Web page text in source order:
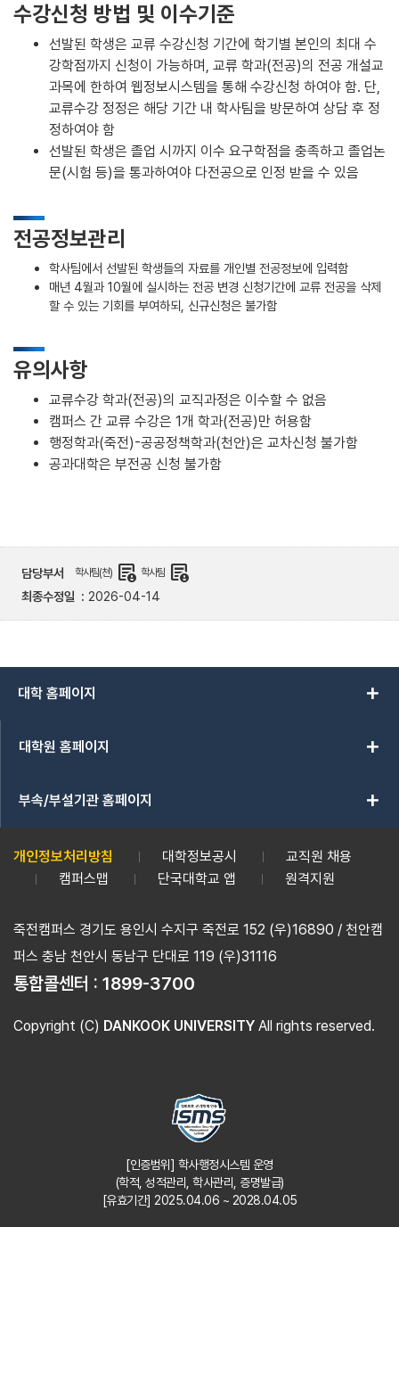
수강신청 방법 및 이수기준
선발된 학생은 교류 수강신청 기간에 학기별 본인의 최대 수
강학점까지 신청이 가능하며, 교류 학과(전공)의 전공 개설교
과목에 한하여 웹정보시스템을 통해 수강신청 하여야 함. 단,
교류수강 정정은 해당 기간 내 학사팀을 방문하여 상담 후 정
정하여야 함
선발된 학생은 졸업 시까지 이수 요구학점을 충족하고 졸업논
문(시험 등)을 통과하여야 다전공으로 인정 받을 수 있음
전공정보관리
학사팀에서 선발된 학생들의 자료를 개인별 전공정보에 입력함
매년 4월과 10월에 실시하는 전공 변경 신청기간에 교류 전공을 삭제
할 수 있는 기회를 부여하되, 신규신청은 불가함
유의사항
교류수강 학과(전공)의 교직과정은 이수할 수 없음
캠퍼스 간 교류 수강은 1개 학과(전공)만 허용함
행정학과(죽전)-공공정책학과(천안)은 교차신청 불가함
공과대학은 부전공 신청 불가함
담당부서 학사팀(천) demography 학사팀 demography
최종수정일 2026-04-14
대학 홈페이지 add
대학원 홈페이지 add
부속/부설기관 홈페이지 add
개인정보처리방침 대학정보공시
교직원 채용
캠퍼스맵
단국대학교 앱 원격지원
죽전캠퍼스 경기도 용인시 수지구 죽전로 152 (우)16890 / 천안캠
퍼스 충남 천안시 동남구 단대로 119 (우)31116
통합콜센터 : 1899-3700
Copyright (C) DANKOOK UNIVERSITY All rights reserved.
[인증범위] 학사행정시스템 운영
(학적, 성적관리, 학사관리, 증명발급)
[유효기간] 2025.04.06 ~ 2028.04.05